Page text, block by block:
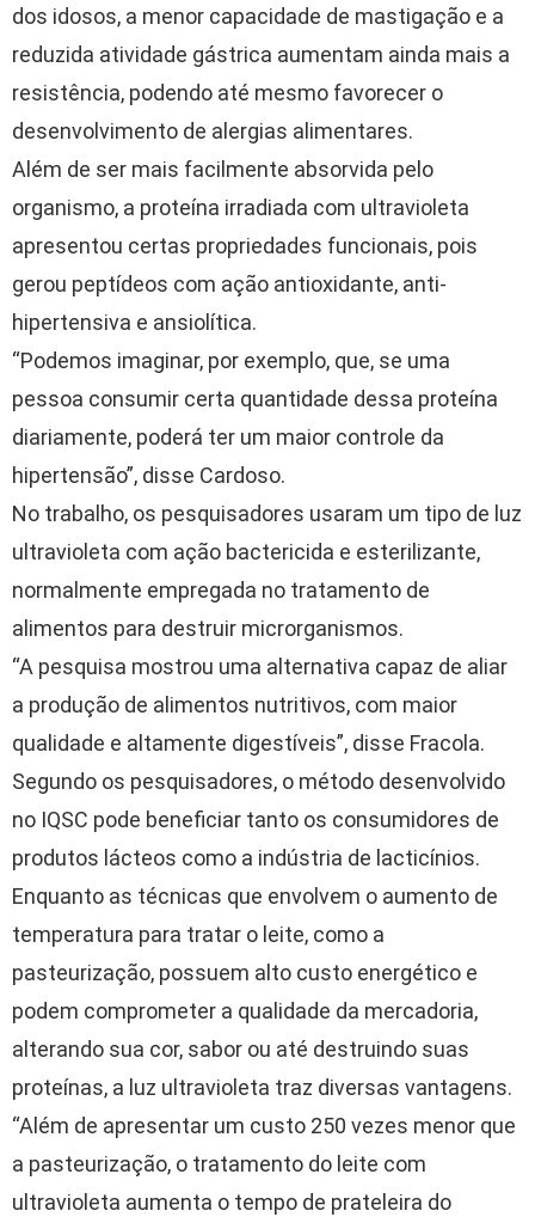
dos idosos, a menor capacidade de mastigação e a
reduzida atividade gástrica aumentam ainda mais a
resistência, podendo até mesmo favorecer o
desenvolvimento de alergias alimentares.
Além de ser mais facilmente absorvida pelo
organismo, a proteína irradiada com ultravioleta
apresentou certas propriedades funcionais, pois
gerou peptídeos com ação antioxidante, anti-
hipertensiva e ansiolítica.
“Podemos imaginar, por exemplo, que, se uma
pessoa consumir certa quantidade dessa proteína
diariamente, poderá ter um maior controle da
hipertensão”, disse Cardoso.
No trabalho, os pesquisadores usaram um tipo de luz
ultravioleta com ação bactericida e esterilizante,
normalmente empregada no tratamento de
alimentos para destruir microrganismos.
“A pesquisa mostrou uma alternativa capaz de aliar
a produção de alimentos nutritivos, com maior
qualidade e altamente digestíveis”, disse Fracola.
Segundo os pesquisadores, o método desenvolvido
no IQSC pode beneficiar tanto os consumidores de
produtos lácteos como a indústria de lacticínios.
Enquanto as técnicas que envolvem o aumento de
temperatura para tratar o leite, como a
pasteurização, possuem alto custo energético e
podem comprometer a qualidade da mercadoria,
alterando sua cor, sabor ou até destruindo suas
proteínas, a luz ultravioleta traz diversas vantagens.
“Além de apresentar um custo 250 vezes menor que
a pasteurização, o tratamento do leite com
ultravioleta aumenta o tempo de prateleira do